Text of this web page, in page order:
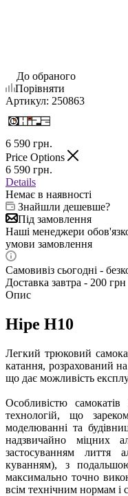
До обраного
Порівняти
Артикул: 250863
6 590 грн.
Price Options
6 590 грн.
Details
Немає в наявності
Знайшли дешевше?
Під замовлення
Наші менеджери
умови замовлення
Самовивіз сьогодні -
Доставка завтра - 200 грн
Опис
Hipe H10
Легкий трюковий
катання, розрахований
що дає можливість
Особливістю
технологій, що
моделюванні та
надзвичайно міцних
застосуванням лиття
куванням), з
максимально точно
всім технічним нормам і